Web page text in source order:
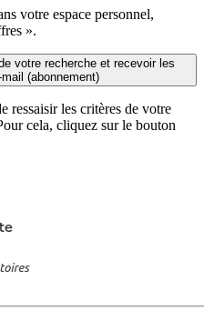
votre espace personnel,
».
votre recherche et recevoir les
(abonnement)
ressaisir les critères de votre
cela, cliquez sur le bouton